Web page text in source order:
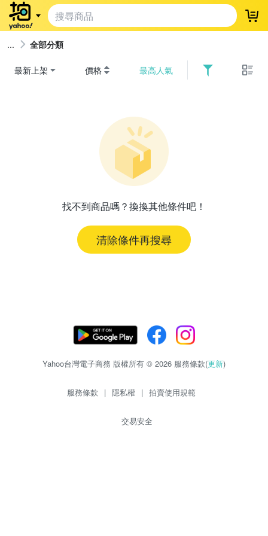
登
全部分類
最新上架 價格 最高人氣
找不到商品嗎？換換其他條件吧！
清除條件再搜尋
Yahoo台灣電子商務 版權所有 © 2026 服務條款(更新)
服務條款 | 隱私權 | 拍賣使用規範
交易安全